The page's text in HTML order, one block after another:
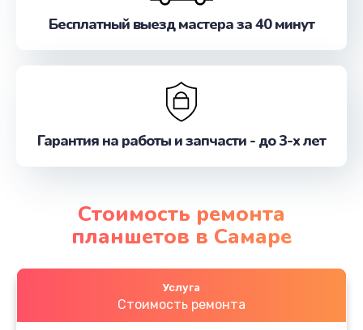
Бесплатный выезд мастера за 40 минут
Гарантия на работы и запчасти - до 3-х лет
Стоимость ремонта
планшетов в Самаре
Услуга
Стоимость ремонта